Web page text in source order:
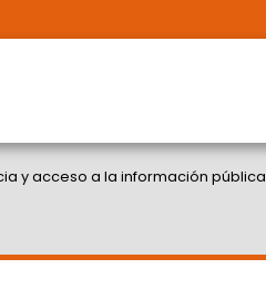
y acceso a la información pública